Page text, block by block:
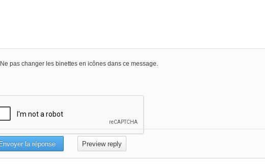
Ne pas changer les binettes en icônes dans ce message.